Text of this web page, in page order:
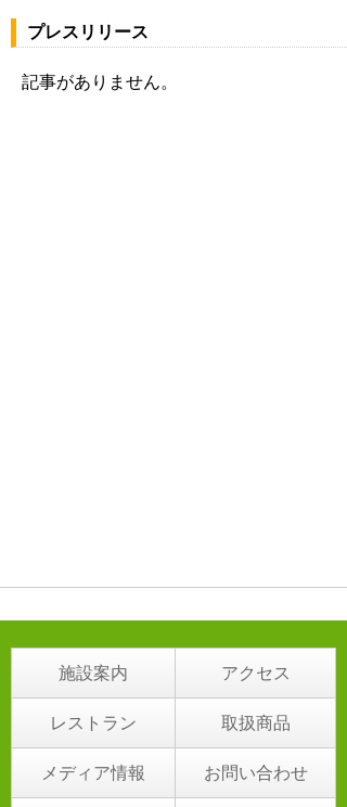
プレスリリース
記事がありません。
施設案内 アクセス
レストラン 取扱商品
メディア情報 お問い合わせ